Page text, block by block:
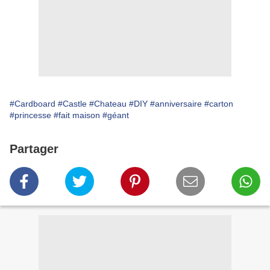
#Cardboard #Castle #Chateau #DIY #anniversaire #carton
#princesse #fait maison #géant
Partager